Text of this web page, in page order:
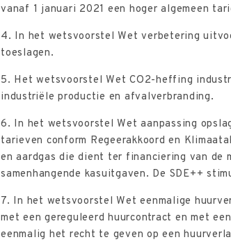
vanaf 1 januari 2021 een hoger algemeen
4. In het wetsvoorstel Wet verbetering
toeslagen.
5. Het wetsvoorstel Wet CO2-heffing
industriële productie en afvalverbranding.
6. In het wetsvoorstel Wet aanpassing
tarieven conform Regeerakkoord en
en aardgas die dient ter financiering van de
samenhangende kasuitgaven. De SDE++
7. In het wetsvoorstel Wet eenmalige
met een gereguleerd huurcontract en met
eenmalig het recht te geven op een